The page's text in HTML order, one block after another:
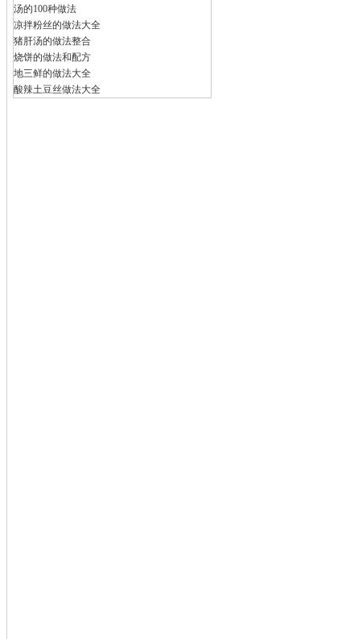
汤的100种做法
凉拌粉丝的做法大全
猪肝汤的做法整合
烧饼的做法和配方
地三鲜的做法大全
酸辣土豆丝做法大全